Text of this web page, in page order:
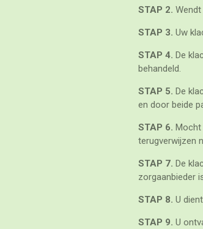
STAP 2.
STAP 3. Uw
STAP 4. De
behandeld.
STAP 5. De
en door beide
STAP 6. Mocht
terugverwijzen
STAP 7. De
zorgaanbieder
STAP 8. U
STAP 9. U